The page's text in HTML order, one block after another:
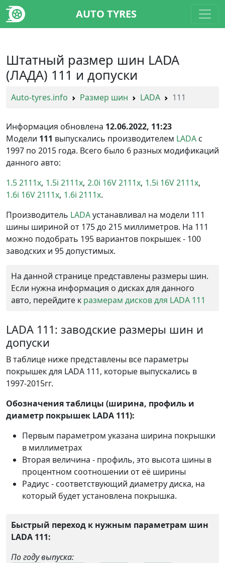
AUTO TYRES
Штатный размер шин LADA
(ЛАДА) 111 и допуски
Auto-tyres.info Размер шин LADA 111
Информация обновлена 12.06.2022, 11:23
Модели 111 выпускались производителем LADA с
1997 по 2015 года. Всего было 6 разных модификаций
данного авто:
1.5 2111x 1.5i 2111x 2.0i 16V 2111x 1.5i 16V 2111x
1.6i 16V 2111x 1.6i 2111x
Производитель LADAустанавливал на модели 111
шины шириной от 175 до 215 миллиметров. На 111
можно подобрать 195 вариантов покрышек - 100
заводских и 95 допустимых.
На данной странице представлены размеры шин.
Если нужна информация о дисках для данного
авто, перейдите к размерам дисков для LADA 111
LADA 111: заводские размеры шин и
допуски
В таблице ниже представлены все параметры
покрышек для LADA 111, которые выпускались в
1997-2015гг.
Обозначения таблицы (ширина, профиль и
диаметр покрышек LADA 111):
Первым параметром указана ширина покрышки
в миллиметрах
Вторая величина - профиль, это высота шины в
процентном соотношении от её ширины
Радиус - соответствующий диаметру диска, на
который будет установлена покрышка.
Быстрый переход к нужным параметрам шин
LADA 111:
По году выпуска: